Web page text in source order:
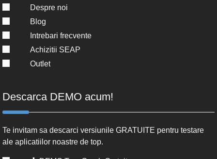
Despre noi
Blog
Intrebari frecvente
Achizitii SEAP
Outlet
Descarca DEMO acum!
Te invitam sa descarci versiunile GRATUITE pentru testare
ale aplicatiilor noastre de top.